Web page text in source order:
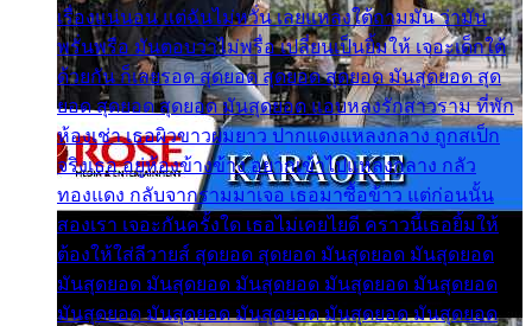
เรื่องแน่นอน แต่ฉันไม่หวั่น เลยแหลงใต้ถามมัน ว่ามัน
พรั่นพรือ มันตอบว่าไม่พรื่อ เปลี่ยนเป็นยิ้มให้ เจอะเด็กใต้
ด้วยกัน ก็เลยรอด สุดยอด สุดยอด สุดยอด มันสุดยอด สุด
ยอด สุดยอด สุดยอด มันสุดยอด แอบหลงรักสาวราม ที่พัก
ห้องเช่า เธอผิวขาวผมยาว ปากแดงแหลงกลาง ถูกสเป็ก
จริงเธอ อยู่ห้องข้างข้าง อยากเข้าไปแหลงกลาง กลัว
ทองแดง กลับจากรามมาเจอ เธอมาซื้อข้าว แต่ก่อนนั้น
สองเรา เจอะกันครั้งใด เธอไม่เคยไยดี คราวนี้เธอยิ้มให้
ต้องให้ใส่ลีวายส์ สุดยอด สุดยอด มันสุดยอด มันสุดยอด
มันสุดยอด มันสุดยอด มันสุดยอด มันสุดยอด มันสุดยอด
มันสุดยอด มันสุดยอด มันสุดยอด มันสุดยอด มันสุดยอด